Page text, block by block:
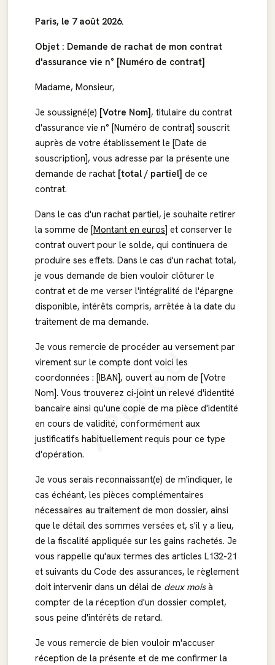
APERÇU
Paris, le 7 août 2026.
Objet : Demande de rachat de mon contrat
d'assurance vie n° [Numéro de contrat]
Madame, Monsieur,
Je soussigné(e) [Votre Nom], titulaire du contrat
d'assurance vie n° [Numéro de contrat] souscrit
auprès de votre établissement le [Date de
souscription], vous adresse par la présente une
demande de rachat [total / partiel] de ce
contrat.
Dans le cas d'un rachat partiel, je souhaite retirer
la somme de [Montant en euros] et conserver le
contrat ouvert pour le solde, qui continuera de
produire ses effets. Dans le cas d'un rachat total,
je vous demande de bien vouloir clôturer le
contrat et de me verser l'intégralité de l'épargne
disponible, intérêts compris, arrêtée à la date du
traitement de ma demande.
Je vous remercie de procéder au versement par
virement sur le compte dont voici les
coordonnées : [IBAN], ouvert au nom de [Votre
Nom]. Vous trouverez ci-joint un relevé d'identité
bancaire ainsi qu'une copie de ma pièce d'identité
en cours de validité, conformément aux
justificatifs habituellement requis pour ce type
d'opération.
Je vous serais reconnaissant(e) de m'indiquer, le
cas échéant, les pièces complémentaires
nécessaires au traitement de mon dossier, ainsi
que le détail des sommes versées et, s'il y a lieu,
de la fiscalité appliquée sur les gains rachetés. Je
vous rappelle qu'aux termes des articles L132-21
et suivants du Code des assurances, le règlement
doit intervenir dans un délai de deux moisà
compter de la réception d'un dossier complet,
sous peine d'intérêts de retard.
Je vous remercie de bien vouloir m'accuser
réception de la présente et de me confirmer la